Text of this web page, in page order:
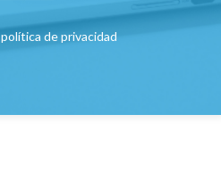
política de privacidad